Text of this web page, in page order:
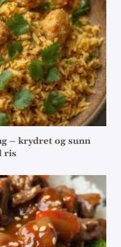
– krydret og sunn
ris